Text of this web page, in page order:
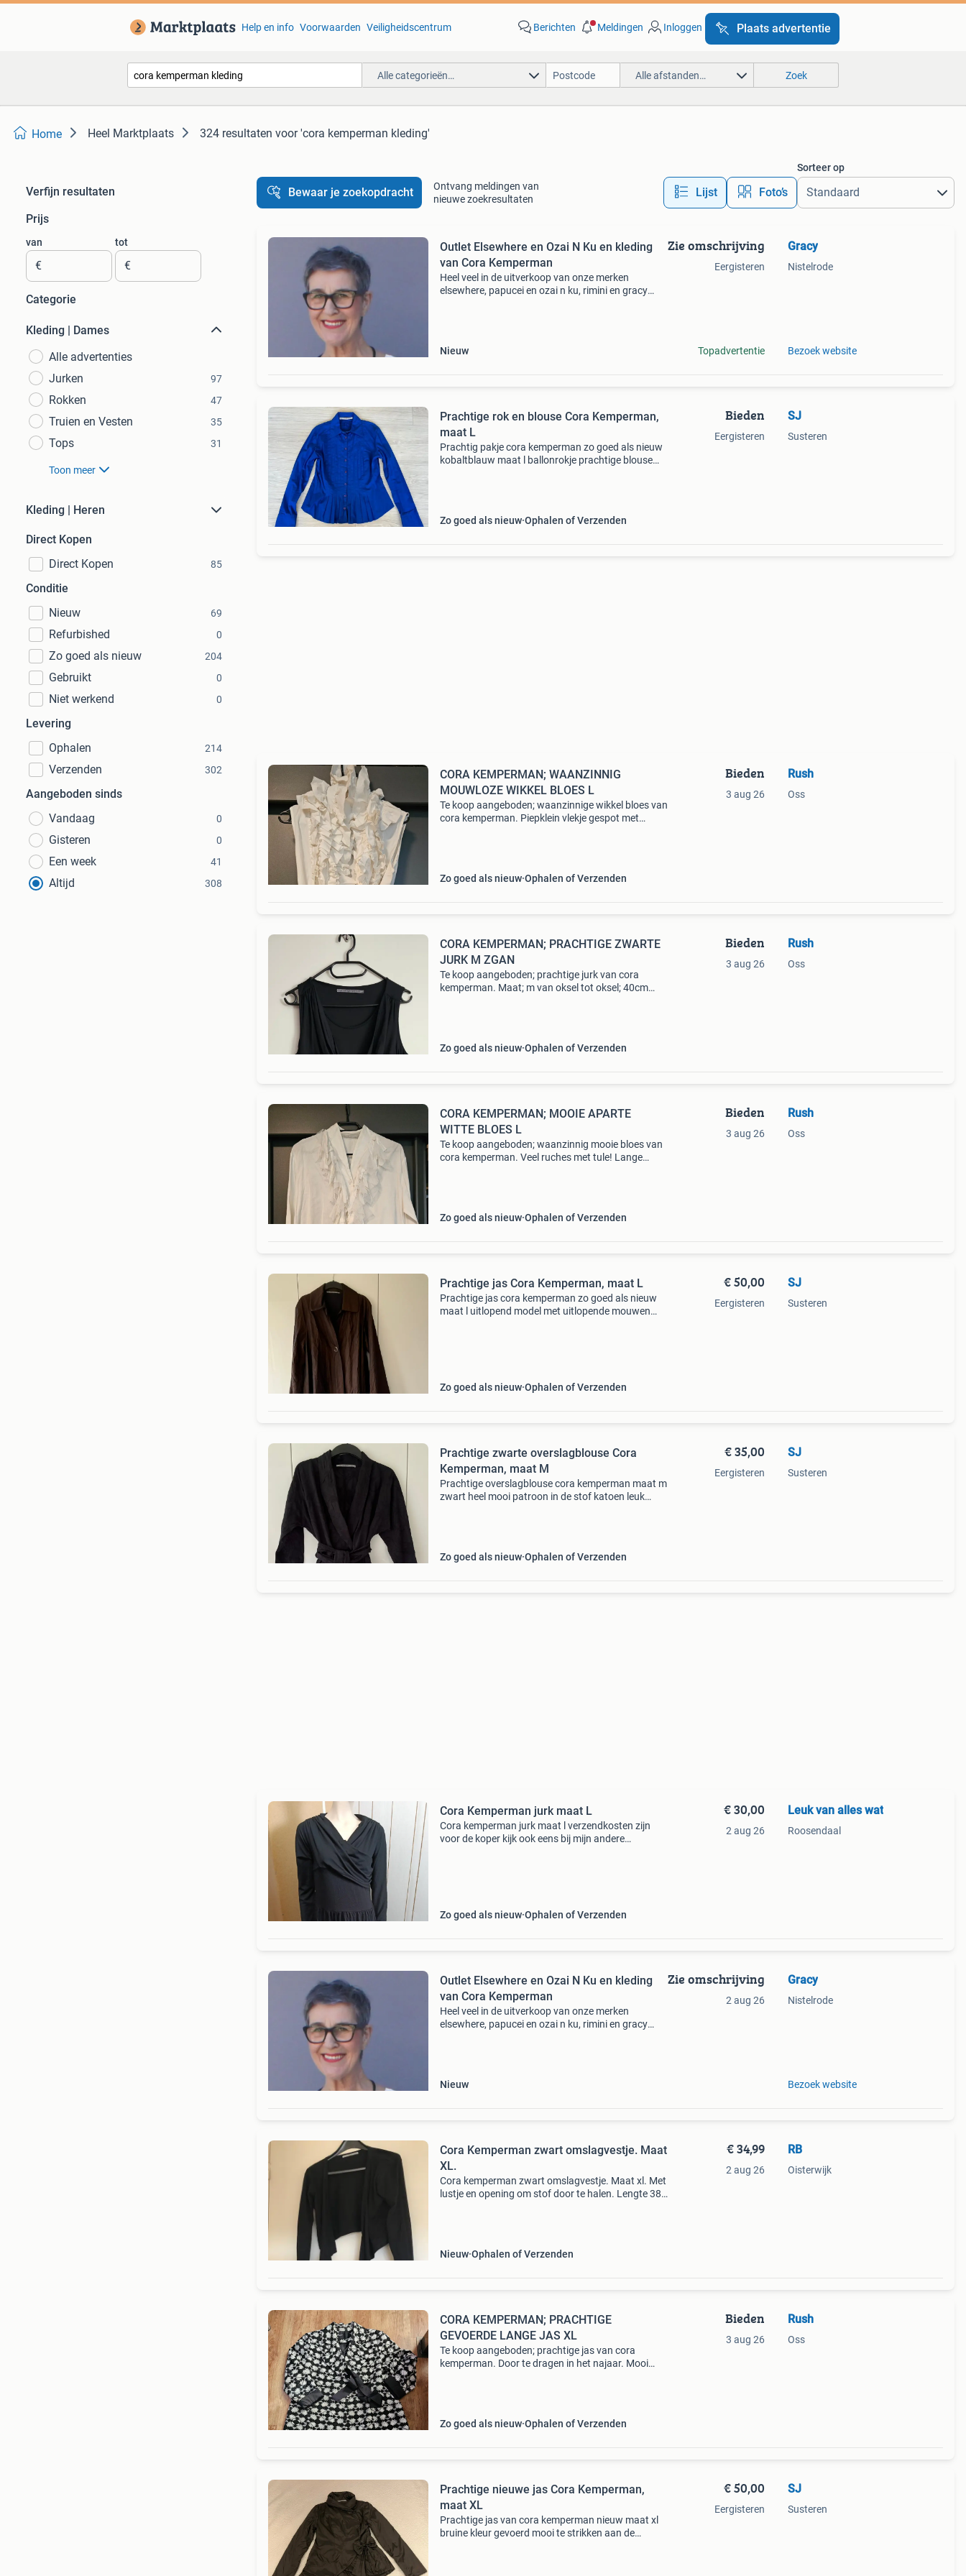
Help en info Voorwaarden Veiligheidscentrum Berichten Meldingen Inloggen Plaats advertentie
Alle categorieën… Alle afstanden… Zoek
Home Heel Marktplaats 324 resultaten voor 'cora kemperman kleding'
Verfijn resultaten
Prijs
van
€
tot
€
Categorie
Kleding | Dames
Alle advertenties
Jurken
97
Rokken 47
Truien en Vesten 35
Tops 31
Toon meer
Kleding | Heren
Direct Kopen
Direct Kopen
85
Conditie
Nieuw
69
Refurbished 0
Zo goed als nieuw 204
Gebruikt 0
Niet werkend 0
Levering
Ophalen
214
Verzenden 302
Aangeboden sinds
Vandaag
0
Gisteren 0
Een week 41
Altijd 308
Bewaar je zoekopdracht
Ontvang meldingen van
nieuwe zoekresultaten
Lijst Foto’s
Sorteer op
Outlet Elsewhere en Ozai N Ku en kleding
van Cora Kemperman
Heel veel in de uitverkoop van onze merken
elsewhere, papucei en ozai n ku, rimini en gracy
Nieuw
Zie omschrijving
Eergisteren
Topadvertentie
Gracy
Nistelrode
Bezoek website
Prachtige rok en blouse Cora Kemperman,
maat L
Prachtig pakje cora kemperman zo goed als nieuw
kobaltblauw maat l ballonrokje prachtige blouse
Zo goed als nieuw Ophalen of Verzenden
Bieden
Eergisteren
SJ
Susteren
CORA KEMPERMAN; WAANZINNIG
MOUWLOZE WIKKEL BLOES L
Te koop aangeboden; waanzinnige wikkel bloes van
cora kemperman. Piepklein vlekje gespot met
Zo goed als nieuw Ophalen of Verzenden
Bieden
3 aug 26
Rush
Oss
CORA KEMPERMAN; PRACHTIGE ZWARTE
JURK M ZGAN
Te koop aangeboden; prachtige jurk van cora
kemperman. Maat; m van oksel tot oksel; 40cm
Zo goed als nieuw Ophalen of Verzenden
Bieden
3 aug 26
Rush
Oss
CORA KEMPERMAN; MOOIE APARTE
WITTE BLOES L
Te koop aangeboden; waanzinnig mooie bloes van
cora kemperman. Veel ruches met tule! Lange
Zo goed als nieuw Ophalen of Verzenden
Bieden
3 aug 26
Rush
Oss
Prachtige jas Cora Kemperman, maat L
Prachtige jas cora kemperman zo goed als nieuw
maat l uitlopend model met uitlopende mouwen
Zo goed als nieuw Ophalen of Verzenden
€ 50,00
Eergisteren
SJ
Susteren
Prachtige zwarte overslagblouse Cora
Kemperman, maat M
Prachtige overslagblouse cora kemperman maat m
zwart heel mooi patroon in de stof katoen leuk
Zo goed als nieuw Ophalen of Verzenden
€ 35,00
Eergisteren
SJ
Susteren
Cora Kemperman jurk maat L
Cora kemperman jurk maat l verzendkosten zijn
voor de koper kijk ook eens bij mijn andere
Zo goed als nieuw Ophalen of Verzenden
€ 30,00
2 aug 26
Leuk van alles wat
Roosendaal
Outlet Elsewhere en Ozai N Ku en kleding
van Cora Kemperman
Heel veel in de uitverkoop van onze merken
elsewhere, papucei en ozai n ku, rimini en gracy
Nieuw
Zie omschrijving
2 aug 26
Gracy
Nistelrode
Bezoek website
Cora Kemperman zwart omslagvestje. Maat
XL.
Cora kemperman zwart omslagvestje. Maat xl. Met
lustje en opening om stof door te halen. Lengte 38
Nieuw Ophalen of Verzenden
€ 34,99
2 aug 26
RB
Oisterwijk
CORA KEMPERMAN; PRACHTIGE
GEVOERDE LANGE JAS XL
Te koop aangeboden; prachtige jas van cora
kemperman. Door te dragen in het najaar. Mooi
Zo goed als nieuw Ophalen of Verzenden
Bieden
3 aug 26
Rush
Oss
Prachtige nieuwe jas Cora Kemperman,
maat XL
Prachtige jas van cora kemperman nieuw maat xl
bruine kleur gevoerd mooi te strikken aan de
€ 50,00
Eergisteren
SJ
Susteren